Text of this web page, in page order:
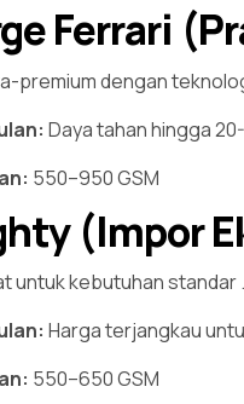
Ferrari
premium dengan
Daya tahan hingga
550–950 GSM
(Impor
untuk kebutuhan standar.
Harga terjangkau
550–650 GSM